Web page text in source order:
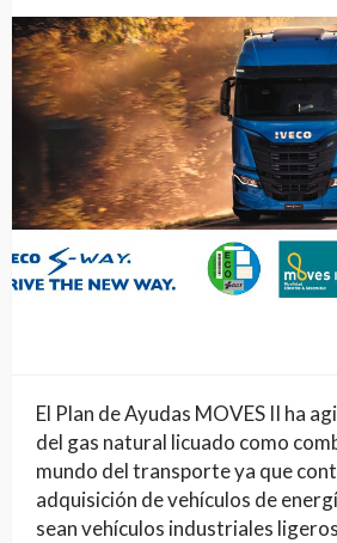
El Plan de Ayudas MOVES II ha
del gas natural licuado como
mundo del transporte ya que
adquisición de vehículos de
sean vehículos industriales